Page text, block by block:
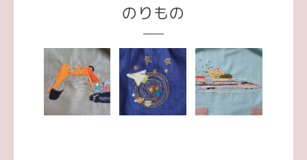
のりもの